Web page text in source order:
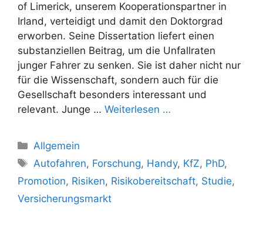
of Limerick, unserem Kooperationspartner in
Irland, verteidigt und damit den Doktorgrad
erworben. Seine Dissertation liefert einen
substanziellen Beitrag, um die Unfallraten
junger Fahrer zu senken. Sie ist daher nicht nur
für die Wissenschaft, sondern auch für die
Gesellschaft besonders interessant und
relevant. Junge … Weiterlesen …
Kategorien
Allgemein
Schlagwörter
Autofahren, Forschung, Handy, KfZ, PhD,
Promotion, Risiken, Risikobereitschaft, Studie,
Versicherungsmarkt